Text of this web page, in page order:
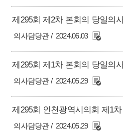
제295회 제2차 본회의 당일의
의사담당관 2024.06.03
제295회 제1차 본회의 당일의
의사담당관 2024.05.29
의사담당관 2024.05.29